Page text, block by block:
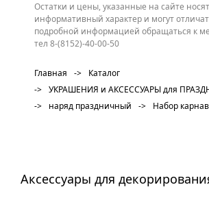
Остатки и цены, указанные на сайте носят
информативный характер и могут
подробной информацией обращаться к
тел 8-(8152)-40-00-50
Главная ->
Каталог
-> УКРАШЕНИЯ и АКСЕССУАРЫ для
->
наряд праздничный -> Набор
Аксессуары для